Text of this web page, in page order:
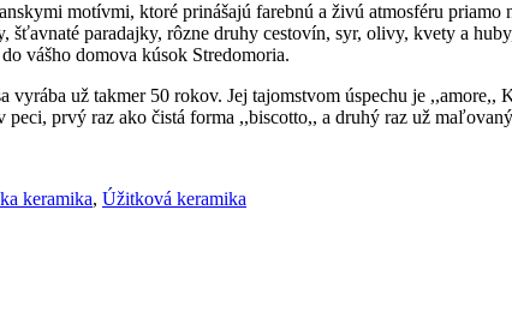
motívmi, ktoré prinášajú farebnú a živú atmosféru
paradajky, rôzne druhy cestovín, syr, olivy, kvety a
vášho domova kúsok Stredomoria.
vyrába už takmer 50 rokov. Jej tajomstvom úspechu je
prvý raz ako čistá forma ,,biscotto,, a druhý raz už
keramika, Úžitková keramika